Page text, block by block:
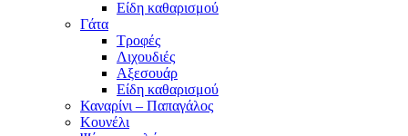
Είδη καθαρισμού
Γάτα
Τροφές
Λιχουδιές
Αξεσουάρ
Είδη καθαρισμού
Καναρίνι – Παπαγάλος
Κουνέλι